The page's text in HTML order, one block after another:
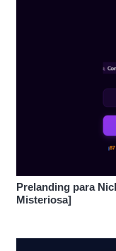
Prelanding para
Misteriosa]